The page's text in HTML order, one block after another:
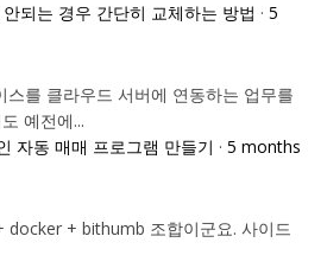
되는 경우 간단히 교체하는 방법 · 5
스를 클라우드 서버에 연동하는 업무를
예전에...
자동 매매 프로그램 만들기 · 5 months
docker + bithumb 조합이군요. 사이드